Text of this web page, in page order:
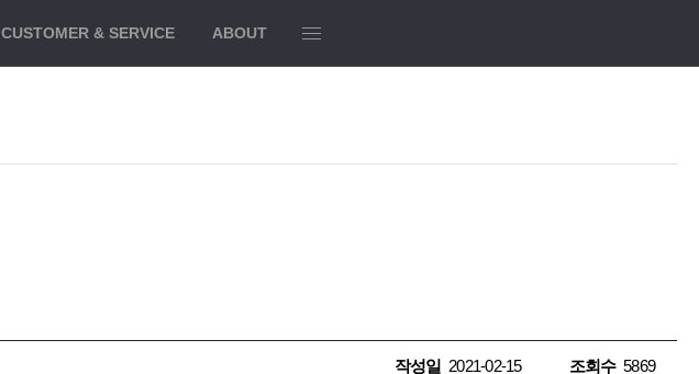
CUSTOMER & SERVICE ABOUT
두
기
작성일 2021-02-15 조회수5869